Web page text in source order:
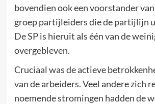
bovendien ook een voorstander
groep partijleiders die de partijlijn
De SP is hieruit als één van de
overgebleven.
Cruciaal was de actieve
van de arbeiders. Veel andere zich
noemende stromingen hadden de